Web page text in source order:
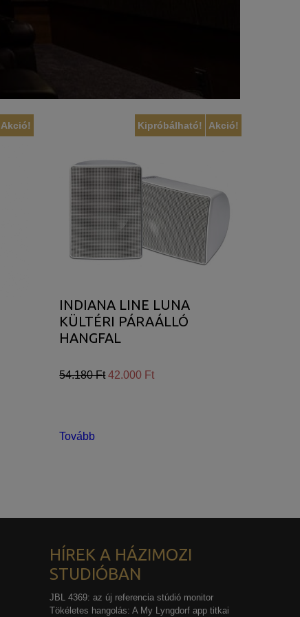
Akció! Akció!
Kipróbálható!
INDIANA LINE LUNA
KÜLTÉRI PÁRAÁLLÓ
HANGFAL
54.180 Ft 42.000 Ft
Tovább
HÍREK A HÁZIMOZI
STUDIÓBAN
JBL 4369: az új referencia stúdió monitor
Tökéletes hangolás: A My Lyngdorf app titkai